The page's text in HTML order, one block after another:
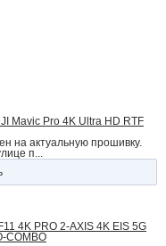
Mavic Pro 4K Ultra HD RTF
на актуальную прошивку.
п...